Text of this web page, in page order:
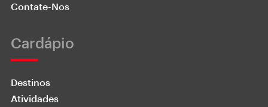
Contate-Nos
Cardápio
Destinos
Atividades